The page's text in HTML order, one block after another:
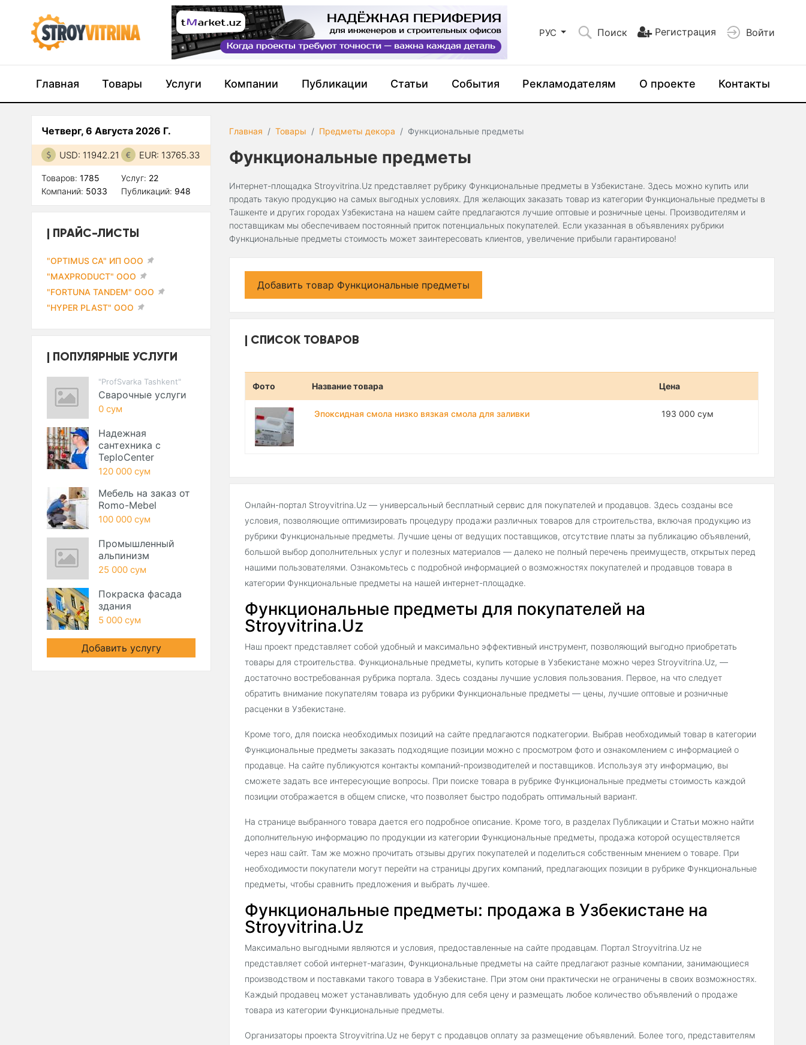
РУС Поиск Регистрация Войти
Главная Товары Услуги Компании Публикации Статьи События Рекламодателям О проекте Контакты
Главная Товары Предметы декора Функциональные предметы
Функциональные предметы
Интернет-площадка Stroyvitrina.Uz представляет рубрику Функциональные предметы в Узбекистане. Здесь можно купить или
продать такую продукцию на самых выгодных условиях. Для желающих заказать товар из категории Функциональные предметы в
Ташкенте и других городах Узбекистана на нашем сайте предлагаются лучшие оптовые и розничные цены. Производителям и
поставщикам мы обеспечиваем постоянный приток потенциальных покупателей. Если указанная в объявлениях рубрики
Функциональные предметы стоимость может заинтересовать клиентов, увеличение прибыли гарантировано!
Добавить товар Функциональные предметы
СПИСОК ТОВАРОВ
Фото Название товара Цена
Эпоксидная смола низко вязкая смола для заливки 193 000 сум
Онлайн-портал Stroyvitrina.Uz — универсальный бесплатный сервис для покупателей и продавцов. Здесь созданы все
условия, позволяющие оптимизировать процедуру продажи различных товаров для строительства, включая продукцию из
рубрики Функциональные предметы. Лучшие цены от ведущих поставщиков, отсутствие платы за публикацию объявлений,
большой выбор дополнительных услуг и полезных материалов — далеко не полный перечень преимуществ, открытых перед
нашими пользователями. Ознакомьтесь с подробной информацией о возможностях покупателей и продавцов товара в
категории Функциональные предметы на нашей интернет-площадке.
Функциональные предметы для покупателей на
Stroyvitrina.Uz
Наш проект представляет собой удобный и максимально эффективный инструмент, позволяющий выгодно приобретать
товары для строительства. Функциональные предметы, купить которые в Узбекистане можно через Stroyvitrina.Uz, —
достаточно востребованная рубрика портала. Здесь созданы лучшие условия пользования. Первое, на что следует
обратить внимание покупателям товара из рубрики Функциональные предметы — цены, лучшие оптовые и розничные
расценки в Узбекистане.
Кроме того, для поиска необходимых позиций на сайте предлагаются подкатегории. Выбрав необходимый товар в категории
Функциональные предметы заказать подходящие позиции можно с просмотром фото и ознакомлением с информацией о
продавце. На сайте публикуются контакты компаний-производителей и поставщиков. Используя эту информацию, вы
сможете задать все интересующие вопросы. При поиске товара в рубрике Функциональные предметы стоимость каждой
позиции отображается в общем списке, что позволяет быстро подобрать оптимальный вариант.
На странице выбранного товара дается его подробное описание. Кроме того, в разделах Публикации и Статьи можно найти
дополнительную информацию по продукции из категории Функциональные предметы, продажа которой осуществляется
через наш сайт. Там же можно прочитать отзывы других покупателей и поделиться собственным мнением о товаре. При
необходимости покупатели могут перейти на страницы других компаний, предлагающих позиции в рубрике Функциональные
предметы, чтобы сравнить предложения и выбрать лучшее.
Функциональные предметы: продажа в Узбекистане на
Stroyvitrina.Uz
Максимально выгодными являются и условия, предоставленные на сайте продавцам. Портал Stroyvitrina.Uz не
представляет собой интернет-магазин, Функциональные предметы на сайте предлагают разные компании, занимающиеся
производством и поставками такого товара в Узбекистане. При этом они практически не ограничены в своих возможностях.
Каждый продавец может устанавливать удобную для себя цену и размещать любое количество объявлений о продаже
товара из категории Функциональные предметы.
Организаторы проекта Stroyvitrina.Uz не берут с продавцов оплату за размещение объявлений. Более того, представителям
Четверг, 6 Августа 2026 Г.
USD: 11942.21 EUR: 13765.33
Товаров: 1785
Компаний: 5033
Услуг: 22
Публикаций: 948
ПРАЙС-ЛИСТЫ
"OPTIMUS CA" ИП ООО
"MAXPRODUCT" ООО
"FORTUNA TANDEM" ООО
"HYPER PLAST" ООО
ПОПУЛЯРНЫЕ УСЛУГИ
"ProfSvarka Tashkent"
Сварочные услуги
0 сум
Надежная
сантехника с
TeploCenter
120 000 сум
Мебель на заказ от
Romo-Mebel
100 000 сум
Промышленный
альпинизм
25 000 сум
Покраска фасада
здания
5 000 сум
Добавить услугу